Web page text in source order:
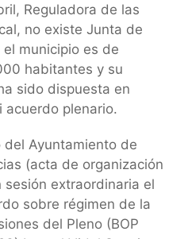
Reguladora de las
no existe Junta de
municipio es de
habitantes y su
sido dispuesta en
acuerdo plenario.
del Ayuntamiento de
(acta de organización
extraordinaria el
sobre régimen de la
del Pleno (BOP